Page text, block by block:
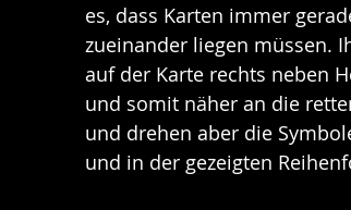
es, dass Karten immer
zueinander liegen müssen.
auf der Karte rechts neben
und somit näher an die
und drehen aber die
und in der gezeigten